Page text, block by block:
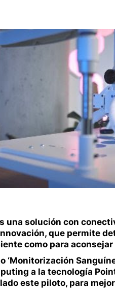
una solución con
que permite
como para
‘Monitorización
a la tecnología
este piloto, para